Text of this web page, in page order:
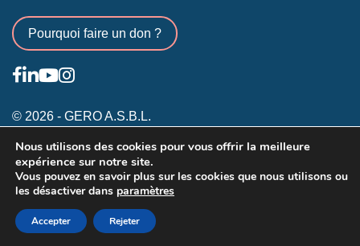
Pourquoi faire un don ?
© 2026 - GERO A.S.B.L.
Conditions générales
Inscription membres existants
Annonceurs
Nous utilisons des cookies pour vous offrir la meilleure
expérience sur notre site.
Vous pouvez en savoir plus sur les cookies que nous utilisons ou
les désactiver dans paramètres
Accepter Rejeter